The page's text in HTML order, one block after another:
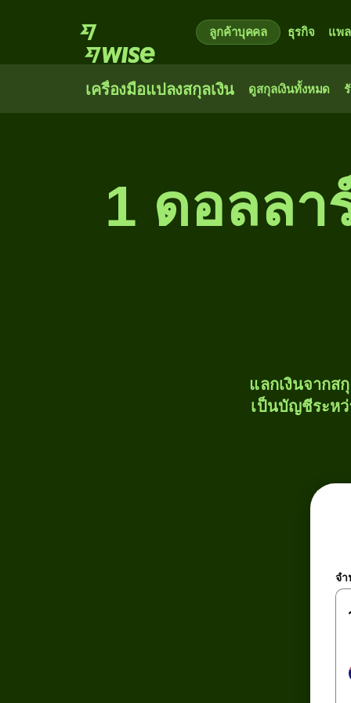
ลูกค้าบุคคล ธุรกิจ แพ
เครื่องมือแปลงสกุลเงิน ดูสกุลเงินทั้งหมด
1 ดอลลา
แลกเงินจากส
เป็นบัญชีระหว่
จ